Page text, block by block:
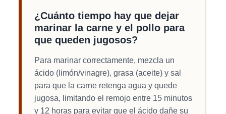
¿Cuánto tiempo hay que dejar
marinar la carne y el pollo para
que queden jugosos?
Para marinar correctamente, mezcla un
ácido (limón/vinagre), grasa (aceite) y sal
para que la carne retenga agua y quede
jugosa, limitando el remojo entre 15 minutos
y 12 horas para evitar que el ácido dañe su